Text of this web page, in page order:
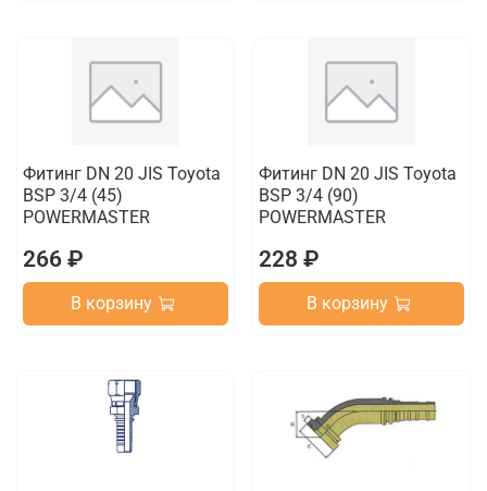
Фитинг DN 20 JIS Toyota
BSP 3/4 (45)
POWERMASTER
266 ₽
В корзину
Фитинг DN 20 JIS Toyota
BSP 3/4 (90)
POWERMASTER
228 ₽
В корзину